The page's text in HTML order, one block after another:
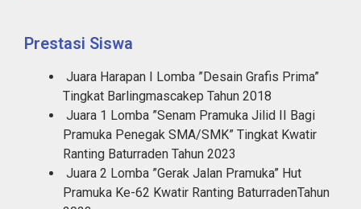
Prestasi Siswa
Juara Harapan I Lomba ”Desain Grafis Prima”
Tingkat Barlingmascakep Tahun 2018
Juara 1 Lomba ”Senam Pramuka Jilid II Bagi
Pramuka Penegak SMA/SMK” Tingkat Kwatir
Ranting Baturraden Tahun 2023
Juara 2 Lomba ”Gerak Jalan Pramuka” Hut
Pramuka Ke-62 Kwatir Ranting BaturradenTahun